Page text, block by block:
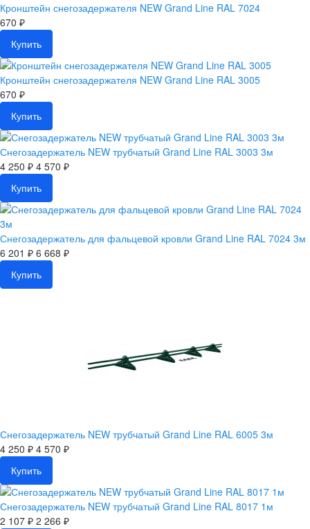
Кронштейн снегозадержателя NEW Grand Line RAL 7024
670 ₽
Купить
Кронштейн снегозадержателя NEW Grand Line RAL 3005
670 ₽
Купить
Снегозадержатель NEW трубчатый Grand Line RAL 3003 3м
4 250 ₽ 4 570 ₽
Купить
Снегозадержатель для фальцевой кровли Grand Line RAL 7024 3м
6 201 ₽ 6 668 ₽
Купить
Снегозадержатель NEW трубчатый Grand Line RAL 6005 3м
4 250 ₽ 4 570 ₽
Купить
Снегозадержатель NEW трубчатый Grand Line RAL 8017 1м
2 107 ₽ 2 266 ₽